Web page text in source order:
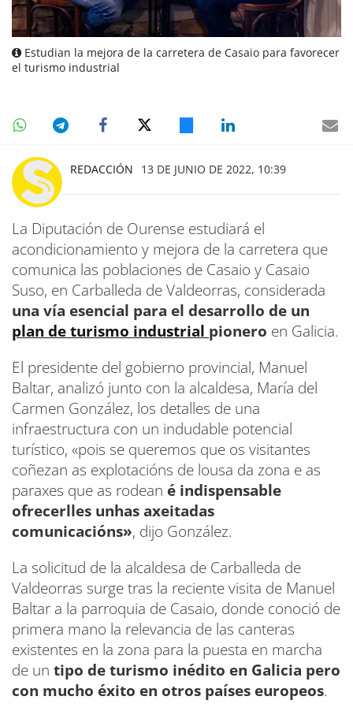
Estudian la mejora de la carretera de Casaio para favorecer
el turismo industrial
REDACCIÓN 13 DE JUNIO DE 2022, 10:39
La Diputación de Ourense estudiará el
acondicionamiento y mejora de la carretera que
comunica las poblaciones de Casaio y Casaio
Suso, en Carballeda de Valdeorras, considerada
una vía esencial para el desarrollo de un
plan de turismo industrial pionero en Galicia.
El presidente del gobierno provincial, Manuel
Baltar, analizó junto con la alcaldesa, María del
Carmen González, los detalles de una
infraestructura con un indudable potencial
turístico, «pois se queremos que os visitantes
coñezan as explotacións de lousa da zona e as
paraxes que as rodean é indispensable
ofrecerlles unhas axeitadas
comunicacións», dijo González.
La solicitud de la alcaldesa de Carballeda de
Valdeorras surge tras la reciente visita de Manuel
Baltar a la parroquia de Casaio, donde conoció de
primera mano la relevancia de las canteras
existentes en la zona para la puesta en marcha
de un tipo de turismo inédito en Galicia pero
con mucho éxito en otros países europeos.